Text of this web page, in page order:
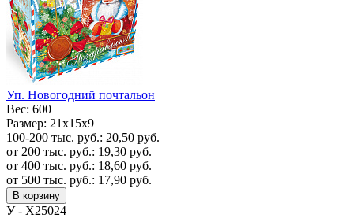
Уп. Новогодний почтальон
Вес: 600
Размер: 21х15х9
100-200 тыс. руб.: 20,50 руб.
от 200 тыс. руб.: 19,30 руб.
от 400 тыс. руб.: 18,60 руб.
от 500 тыс. руб.: 17,90 руб.
В корзину
У - Х25024